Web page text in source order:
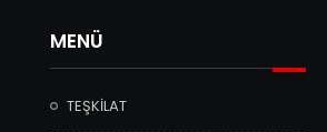
MENÜ
TEŞKİLAT